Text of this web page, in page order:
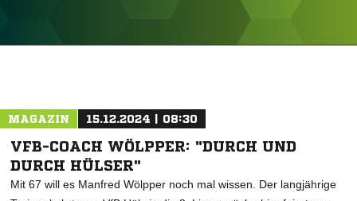
MAGAZIN 15.12.2024 | 08:30
VFB-COACH WÖLPPER: "DURCH UND
DURCH HÜLSER"
Mit 67 will es Manfred Wölpper noch mal wissen. Der langjährige